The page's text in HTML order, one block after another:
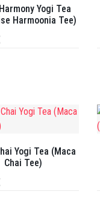
Yogi Tea
Harmoonia Tee)
Yogi Tea (Maca
Chai Tee)